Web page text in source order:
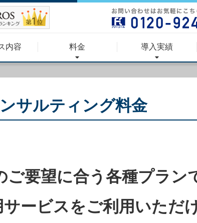
内容 料金 導入実績
サルティング料金
ご要望に合う各種プラン
ービスをご利用いただ